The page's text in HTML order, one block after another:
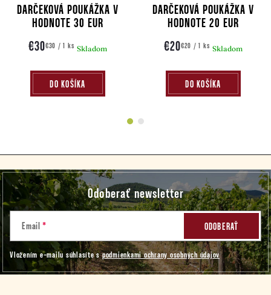
DARČEKOVÁ POUKÁŽKA V
HODNOTE 30 EUR
€30Jednotková
€30 / 1 ks Skladom
DO KOŠÍKA
DARČEKOVÁ POUKÁŽKA V
HODNOTE 20 EUR
€20Jednotková
€20 / 1 ks Skladom
DO KOŠÍKA
Z
á
p
ä
Odoberať newsletter
Email
Vložením e-mailu súhlasíte spodmienkami ochrany osobných údajov
ODOBERAŤ